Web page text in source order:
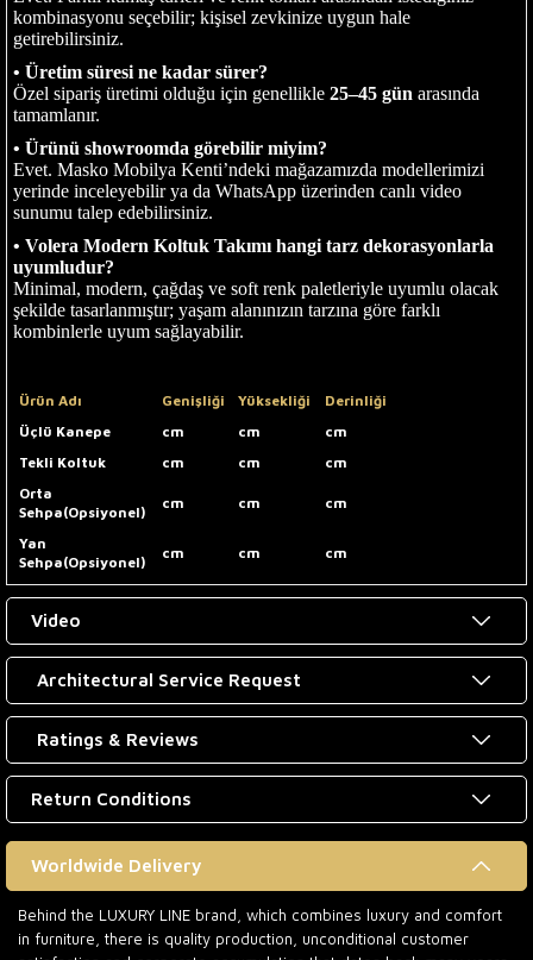
kombinasyonu seçebilir; kişisel zevkinize uygun hale
getirebilirsiniz.
• Üretim süresi ne kadar sürer?
Özel sipariş üretimi olduğu için genellikle 25–45 gün arasında
tamamlanır.
• Ürünü showroomda görebilir miyim?
Evet. Masko Mobilya Kenti’ndeki mağazamızda modellerimizi
yerinde inceleyebilir ya da WhatsApp üzerinden canlı video
sunumu talep edebilirsiniz.
• Volera Modern Koltuk Takımı hangi tarz dekorasyonlarla
uyumludur?
Minimal, modern, çağdaş ve soft renk paletleriyle uyumlu olacak
şekilde tasarlanmıştır; yaşam alanınızın tarzına göre farklı
kombinlerle uyum sağlayabilir.
Ürün Adı Genişliği Yüksekliği
Derinliği
Üçlü Kanepe
cm cm
cm
Tekli Koltuk
cm cm
cm
Orta
Sehpa(Opsiyonel)
cm cm cm
Yan
Sehpa(Opsiyonel)
cm cm cm
Video
Architectural Service Request
Ratings & Reviews
Return Conditions
Worldwide Delivery
Behind the LUXURY LINE brand, which combines luxury and comfort
in furniture, there is quality production, unconditional customer